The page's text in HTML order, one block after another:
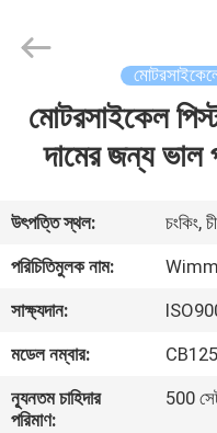
বাড়ি
ভিডিও
আমাদের
সম্বন্ধে
Parts
Reserved.মোটরসাইকেল
দামের জন্য
উৎপত্তি স্থল:
চংকিং,
পরিচিতিমুলক নাম:
সাক্ষ্যদান:
মডেল নম্বার:
ন্যূনতম চাহিদার
পরিমাণ:
500